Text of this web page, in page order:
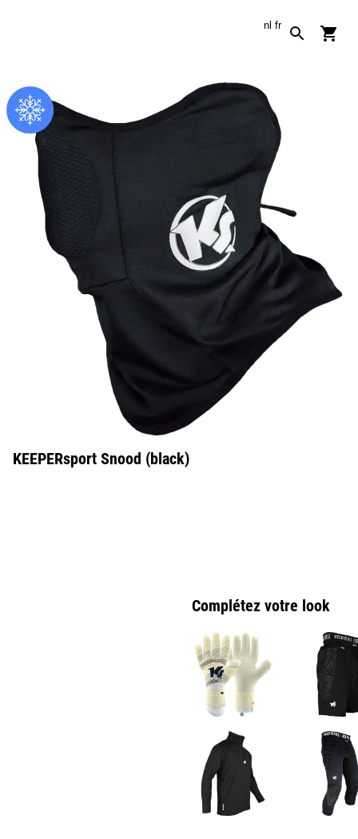
nl fr
KEEPERsport Snood (black)
Complétez votre look